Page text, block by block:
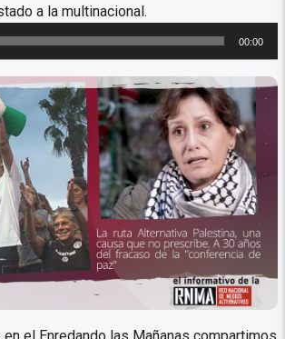
a la multinacional.
00:00
Alternativa Palestina